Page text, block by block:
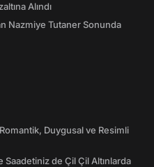
Alındı
Nazmiye Tutaner Sonunda
Duygusal ve Resimli
de Çil Çil Altınlarda